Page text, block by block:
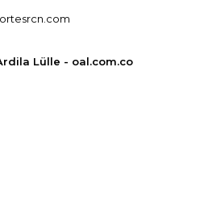
Lülle - oal.com.co